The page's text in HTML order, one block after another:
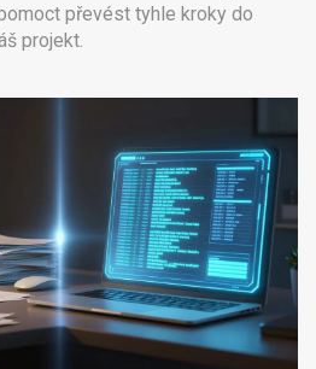
převést tyhle kroky do
projekt.